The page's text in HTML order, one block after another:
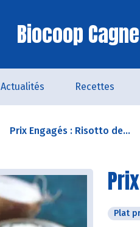
Biocoop
Actualités Recettes
Prix Engagés : Risotto de...
Plat